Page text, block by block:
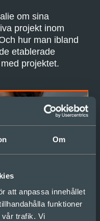
Om
att anpassa innehållet
funktioner
trafik. Vi
om sina
projekt inom
hur man ibland
etablerade
projektet.